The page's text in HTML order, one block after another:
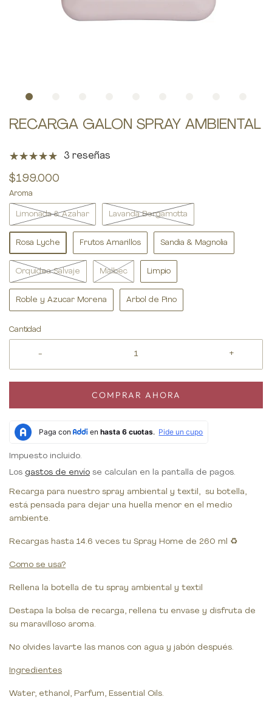
RECARGA GALON SPRAY AMBIENTAL
3 reseñas
$199.000
Aroma
Limonada & Azahar Lavanda Bergamotta
Rosa Lyche Frutos Amarillos Sandia & Magnolia
Orquidea Salvaje Malbec Limpio
Roble y Azucar Morena Arbol de Pino
Cantidad
- +
COMPRAR AHORA
Impuesto incluido.
Los gastos de envío se calculan en la pantalla de pagos.
Recarga para nuestro spray ambiental y textil, su botella,
está pensada para dejar una huella menor en el medio
ambiente.
Recargas hasta 14.6 veces tu Spray Home de 260 ml ♻️
Como se usa?
Rellena la botella de tu spray ambiental y textil
Destapa la bolsa de recarga, rellena tu envase y disfruta de
su maravilloso aroma.
No olvides lavarte las manos con agua y jabón después.
Ingredientes
Water, ethanol, Parfum, Essential Oils.